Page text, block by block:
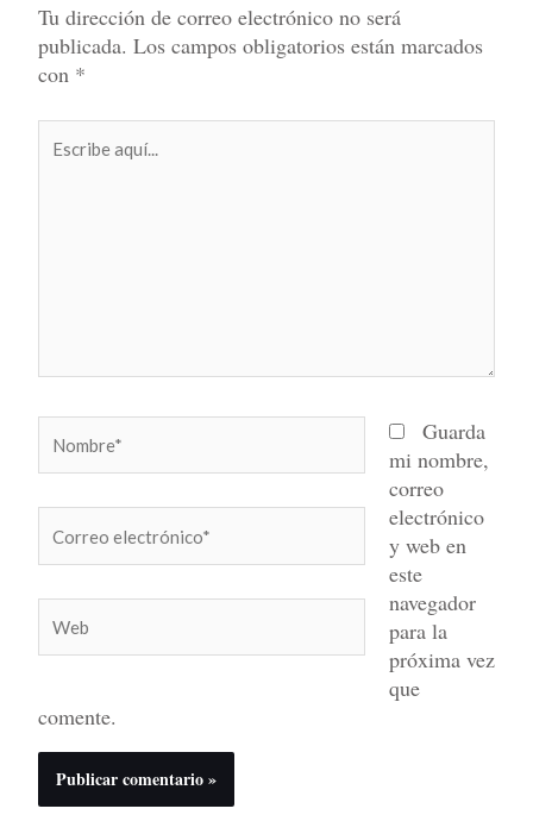
Tu dirección de correo electrónico no será
publicada. Los campos obligatorios están marcados
con *
aquí...
electrónico*
Guarda
mi nombre,
correo
electrónico
y web en
este
navegador
para la
próxima vez
que
comente.